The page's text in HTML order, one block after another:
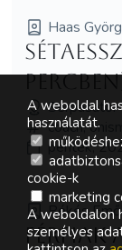
Haas
Serpasátor
coach,
péntek,
Békés
Férfiak
A weboldal
használatát.
cookie-k
marketing
A weboldalon
személyes